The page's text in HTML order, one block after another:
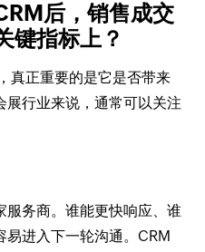
后，销售成交
键指标上？
真正重要的是它是否带来
展行业来说，通常可以关注
服务商。谁能更快响应、谁
进入下一轮沟通。CRM